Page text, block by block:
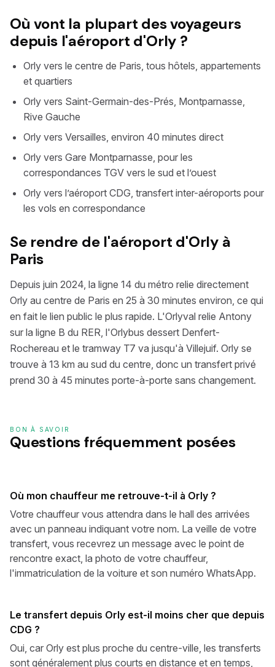
Où vont la plupart des voyageurs
depuis l'aéroport d'Orly ?
Orly vers le centre de Paris, tous hôtels, appartements
et quartiers
Orly vers Saint-Germain-des-Prés, Montparnasse,
Rive Gauche
Orly vers Versailles, environ 40 minutes direct
Orly vers Gare Montparnasse, pour les
correspondances TGV vers le sud et l’ouest
Orly vers l’aéroport CDG, transfert inter-aéroports pour
les vols en correspondance
Se rendre de l'aéroport d'Orly à
Paris
Depuis juin 2024, la ligne 14 du métro relie directement
Orly au centre de Paris en 25 à 30 minutes environ, ce qui
en fait le lien public le plus rapide. L'Orlyval relie Antony
sur la ligne B du RER, l'Orlybus dessert Denfert-
Rochereau et le tramway T7 va jusqu'à Villejuif. Orly se
trouve à 13 km au sud du centre, donc un transfert privé
prend 30 à 45 minutes porte-à-porte sans changement.
BON À SAVOIR
Questions fréquemment posées
Où mon chauffeur me retrouve-t-il à Orly ?
Votre chauffeur vous attendra dans le hall des arrivées
avec un panneau indiquant votre nom. La veille de votre
transfert, vous recevrez un message avec le point de
rencontre exact, la photo de votre chauffeur,
l'immatriculation de la voiture et son numéro WhatsApp.
Le transfert depuis Orly est-il moins cher que depuis
CDG ?
Oui, car Orly est plus proche du centre-ville, les transferts
sont généralement plus courts en distance et en temps,